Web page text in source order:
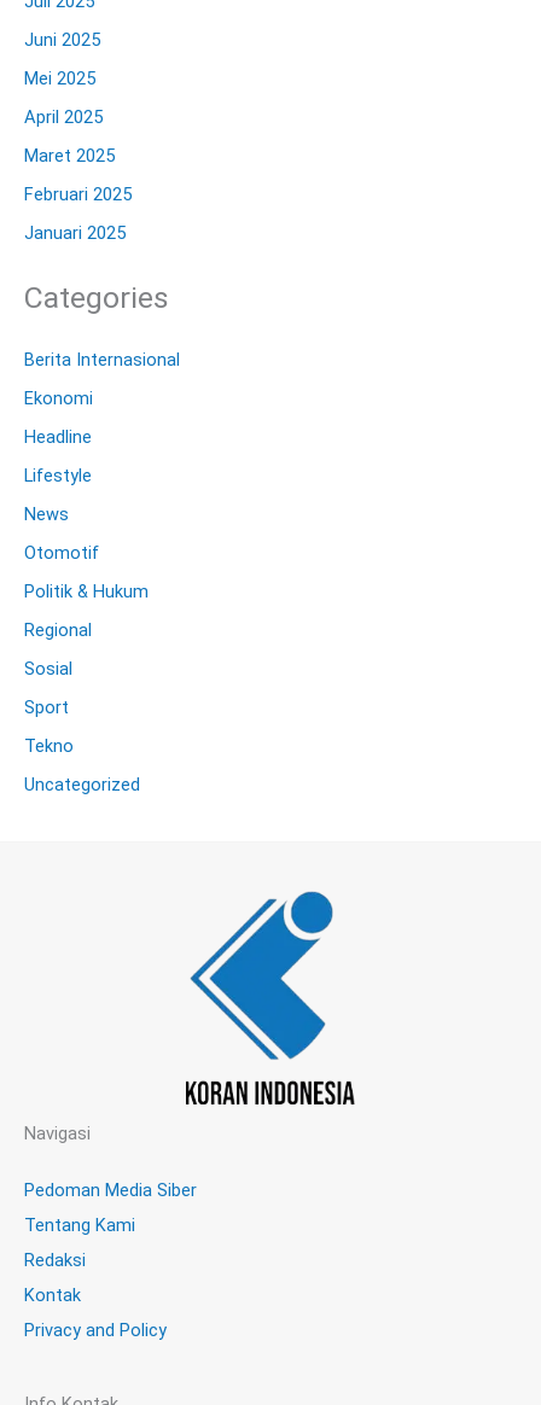
Juni 2025
Mei 2025
April 2025
Maret 2025
Februari 2025
Januari 2025
Categories
Berita Internasional
Ekonomi
Headline
Lifestyle
News
Otomotif
Politik & Hukum
Regional
Sosial
Sport
Tekno
Uncategorized
Navigasi
Pedoman Media Siber
Tentang Kami
Redaksi
Kontak
Privacy and Policy